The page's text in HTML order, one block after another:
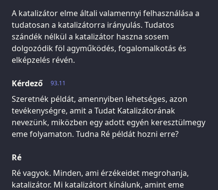
A katalizátor elme általi valamennyi felhasználása a
tudatosan a katalizátorra irányulás. Tudatos
szándék nélkül a katalizátor haszna sosem
dolgozódik föl agyműködés, fogalomalkotás és
elképzelés révén.
93.11
Kérdező
Szeretnék példát, amennyiben lehetséges, azon
tevékenységre, amit a Tudat Katalizátorának
nevezünk, miközben egy adott egyén keresztülmegy
eme folyamaton. Tudna Ré példát hozni erre?
Ré
Ré vagyok. Minden, ami érzékeidet megrohanja,
katalizátor. Mi katalizátort kínálunk, amint eme